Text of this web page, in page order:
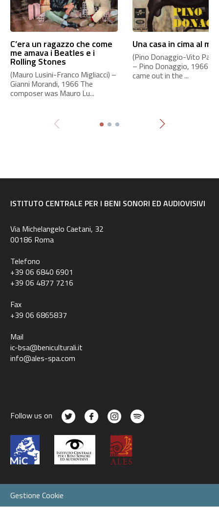
C’era un ragazzo che come
me amava i Beatles e i
Rolling Stones
(Mauro Lusini-Franco Migliacci) –
Gianni Morandi, 1966 The
composer was Mauro Lu...
Una casa in cima al
(Pino Donaggio-Vito
– Pino Donaggio, 1966
came out in the ...
ISTITUTO CENTRALE PER I BENI SONORI ED AUDIOVISIVI
Via Michelangelo Caetani, 32
00186 Roma
Telefono
+39 06 6840 6901
+39 06 4877 7216
Fax
+39 06 6865837
Mail
ic-bsa@beniculturali.it
info@ales-spa.com
Follow us on
Gestione Cookie